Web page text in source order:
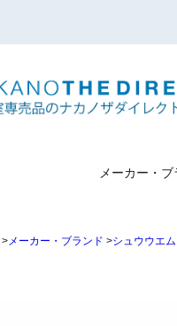
メーカー・ブ
メーカー・ブランド シュウウエム